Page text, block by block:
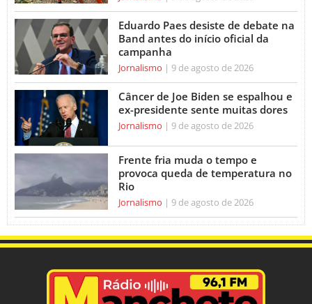
Eduardo Paes desiste de debate na
Band antes do início oficial da
campanha
Jornalismo 9 de agosto de 2026
Câncer de Joe Biden se espalhou e
ex-presidente sente muitas dores
Jornalismo 9 de agosto de 2026
Frente fria muda o tempo e
provoca queda de temperatura no
Rio
Jornalismo 9 de agosto de 2026